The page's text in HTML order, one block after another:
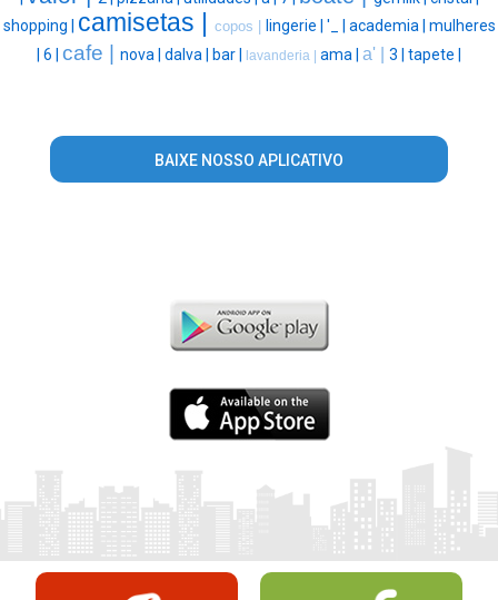
shopping | camisetas | copos | lingerie | '_ | academia | mulheres
6 | cafe | nova | dalva | bar | lavanderia | ama | a' | 3 | tapete |
BAIXE NOSSO APLICATIVO